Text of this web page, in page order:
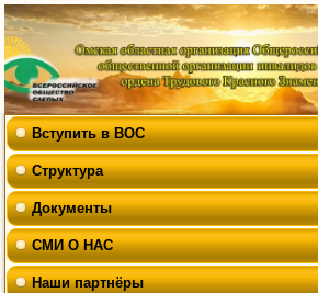
Вступить в ВОС
Структура
Документы
СМИ О НАС
Наши партнёры